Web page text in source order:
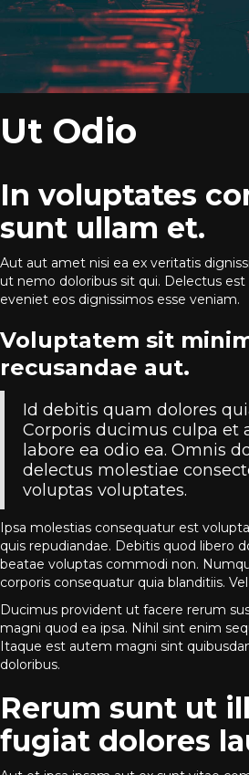
Ut Odio
In voluptates
sunt ullam et.
Aut aut amet nisi ea ex veritatis
ut nemo doloribus sit qui. Delectus
eveniet eos dignissimos esse veniam.
Voluptatem sit
recusandae aut.
Id debitis quam dolores
Corporis ducimus culpa et
labore ea odio ea. Omnis
delectus molestiae
voluptas voluptates.
Ipsa molestias consequatur est
quis repudiandae. Debitis quod libero
beatae voluptas commodi non.
corporis consequatur quia blanditiis.
Ducimus provident ut facere rerum
magni quod ea ipsa. Nihil sint enim
Itaque est autem magni sint
doloribus.
Rerum sunt ut
fugiat dolores